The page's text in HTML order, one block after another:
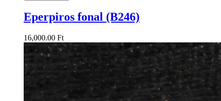
Eperpiros fonal (B246)
16,000.00 Ft